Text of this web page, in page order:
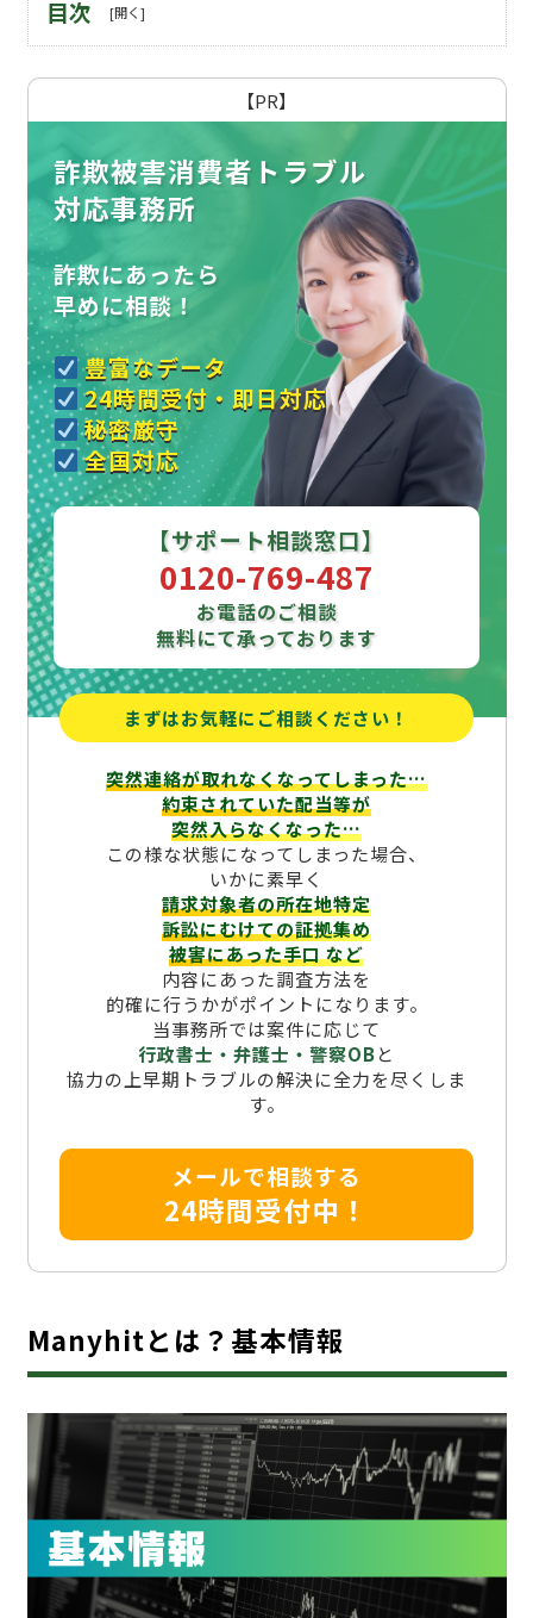
目次
【PR】
詐欺被害消費者トラブル
対応事務所
詐欺にあったら
早めに相談！
豊富なデータ
24時間受付・即日対応
秘密厳守
全国対応
【サポート相談窓口】
0120-769-487
お電話のご相談
無料にて承っております
まずはお気軽にご相談ください！
突然連絡が取れなくなってしまった…
約束されていた配当等が
突然入らなくなった…
この様な状態になってしまった場合、
いかに素早く
請求対象者の所在地特定
訴訟にむけての証拠集め
被害にあった手口など
内容にあった調査方法を
的確に行うかがポイントになります。
当事務所では案件に応じて
行政書士・弁護士・警察OBと
協力の上早期トラブルの解決に全力を尽くしま
す。
メールで相談する
24時間受付中！
Manyhitとは？基本情報